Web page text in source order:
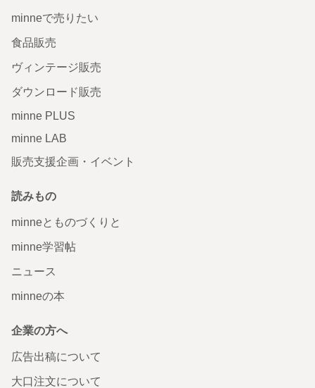
minneで売りたい
食品販売
ヴィンテージ販売
ダウンロード販売
minne PLUS
minne LAB
販売支援企画・イベント
読みもの
minneとものづくりと
minne学習帖
ニュース
minneの本
企業の方へ
広告出稿について
大口注文について